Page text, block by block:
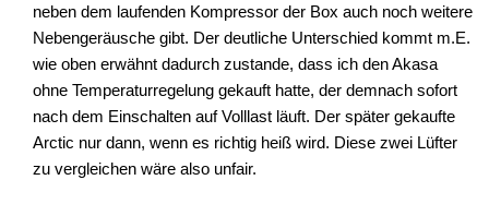
neben dem laufenden Kompressor der Box auch noch weitere
Nebengeräusche gibt. Der deutliche Unterschied kommt m.E.
wie oben erwähnt dadurch zustande, dass ich den Akasa
ohne Temperaturregelung gekauft hatte, der demnach sofort
nach dem Einschalten auf Volllast läuft. Der später gekaufte
Arctic nur dann, wenn es richtig heiß wird. Diese zwei Lüfter
zu vergleichen wäre also unfair.